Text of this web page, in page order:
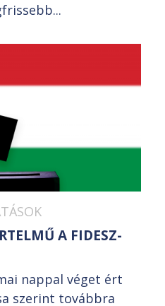
A FIDESZ-
nappal véget ért
szerint továbbra